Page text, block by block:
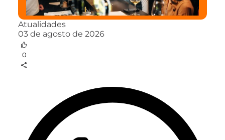
Atualidades
03 de agosto de 2026
0